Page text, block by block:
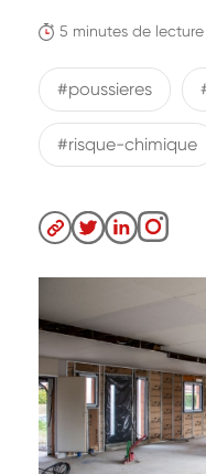
5 minutes de lecture
#poussieres
#risque-chimique